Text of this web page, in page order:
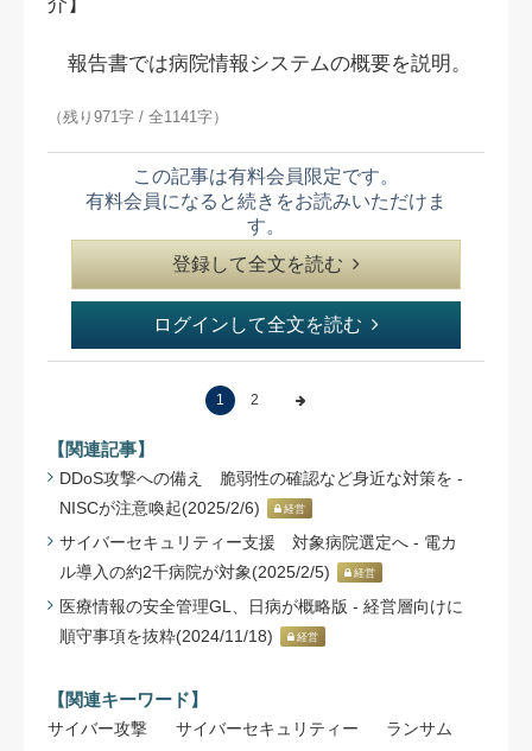
報告書では病院情報システムの概要を説明。
（残り971字 / 全1141字）
この記事は有料会員限定です。
有料会員になると続きをお読みいただけま
す。
登録して全文を読む
ログインして全文を読む
1 2
【関連記事】
DDoS攻撃への備え 脆弱性の確認など身近な対策を -
NISCが注意喚起(2025/2/6)
経営
サイバーセキュリティー支援 対象病院選定へ - 電カ
ル導入の約2千病院が対象(2025/2/5)
経営
医療情報の安全管理GL、日病が概略版 - 経営層向けに
順守事項を抜粋(2024/11/18)
経営
【関連キーワード】
サイバー攻撃 サイバーセキュリティー
ランサム